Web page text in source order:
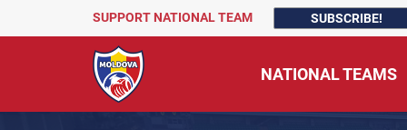
SUPPORT NATIONAL TEAM SUBSCRIBE!
NATIONAL TEAMS